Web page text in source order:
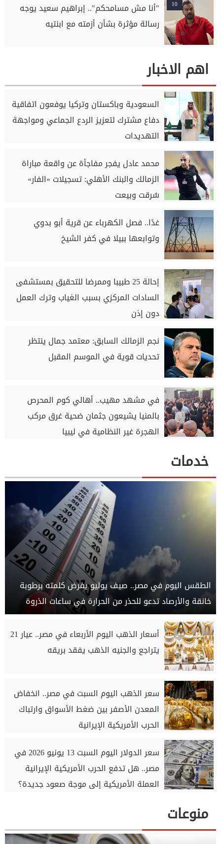
10
"أنا مش مسامحكم".. إبراهيم سعيد يوجه
رسالة مؤثرة بشأن أزمته مع ابنتيه
اهم الاخبار
السعودية وباكستان وتركيا يوفعون اتفاقية
دفاع مشترك لتعزيز الردع الجماعي ومواجهة
التهديدات
محمد عادل يفجر مفاجأة عن واقعة مباراة
الزمالك والبنك الأهلي: تسجيلات «الفار»
سُرقت وبيعت
غدًا.. فصل الكهرباء عن قرية أبو بدوي
وتوابعها ببيلا في كفر الشيخ
إحالة 25 طبيبا وممرضا للتحقيق بمستشفى
السادات المركزي بسبب الغياب وترك العمل
دون إذن
نجم الزمالك السابق: معتمد جمال ينتظر
تحديات قوية في الموسم المقبل
في مشهد مهيب.. أهالي كوم المحرص
بالمنيا يشيعون جثمان ضحية غرق مركب
الهجرة غير النظامية في ليبيا
خدمات
الطقس اليوم في مصر.. صيف يوليو يفرض كلمته برطوبة
خانقة والأرصاد تدعو للحذر من الحرارة في ساعات الذروة
أسعار الذهب اليوم الأربعاء في مصر.. عيار 21
يتراجع والجنيه الذهب يفقد بريقه
سعر الذهب اليوم السبت في مصر.. انخفاض
المعدن الأصفر بين ضغط الأسواق وارتباك
الحرب الأمريكية الإيرانية
سعر الدولار اليوم السبت 13 يونيو 2026 في
مصر.. هل تدفع الحرب الأمريكية الإيرانية
العملة الأمريكية إلى موجة صعود جديدة؟
منوعات